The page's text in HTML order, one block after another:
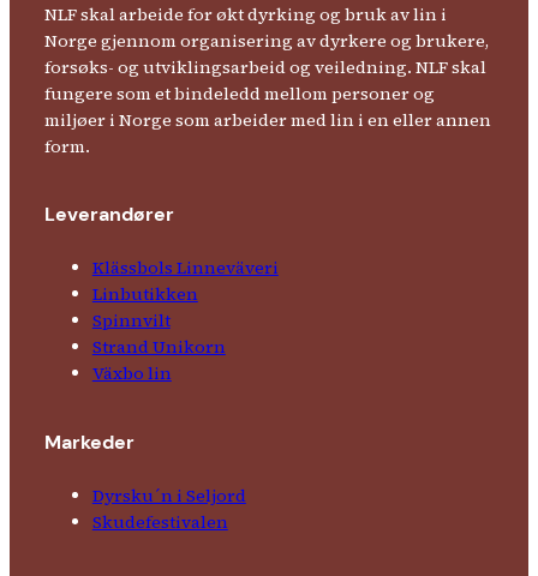
NLF skal arbeide for økt dyrking og bruk av lin i
Norge gjennom organisering av dyrkere og brukere,
forsøks- og utviklingsarbeid og veiledning. NLF skal
fungere som et bindeledd mellom personer og
miljøer i Norge som arbeider med lin i en eller annen
form.
Leverandører
Klässbols Linne­väveri
Linbutikken
Spinnvilt
Strand Unikorn
Växbo lin
Markeder
Dyrsku´n i Seljord
Skude­fes­tivalen